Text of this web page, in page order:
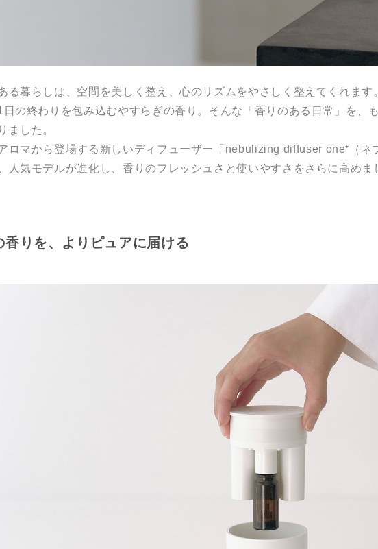
る暮らしは、空間を美しく整え、心のリズムをやさしく整えてくれま
日の終わりを包み込むやすらぎの香り。そんな「香りのある日常」を、
ました。
ロマから登場する新しいディフューザー「nebulizing diffuser one⁺（ネ
人気モデルが進化し、香りのフレッシュさと使いやすさをさらに高めま
香りを、よりピュアに届ける